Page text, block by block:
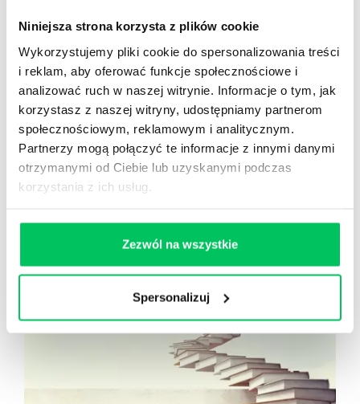
Niniejsza strona korzysta z plików cookie
Wykorzystujemy pliki cookie do spersonalizowania treści
i reklam, aby oferować funkcje społecznościowe i
analizować ruch w naszej witrynie. Informacje o tym, jak
korzystasz z naszej witryny, udostępniamy partnerom
społecznościowym, reklamowym i analitycznym.
Partnerzy mogą połączyć te informacje z innymi danymi
otrzymanymi od Ciebie lub uzyskanymi podczas
korzystania z ich usług.
Zezwól na wszystkie
Spersonalizuj
WIEDZA
BIERZEMY ODPOWIEDZIALNOŚĆ ZA REZULTATY
definiujemy nasze podejście do wdrożeń i projektów
rozwojowych. Z powodzeniem dążymy do uzyskania